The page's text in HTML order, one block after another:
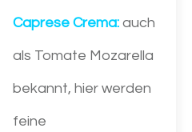
Caprese Crema: auch
als Tomate Mozarella
bekannt, hier werden
feine